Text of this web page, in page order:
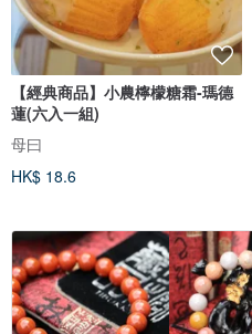
【經典商品】小農檸檬糖霜-瑪德
蓮(六入一組)
母曰
HK$ 18.6